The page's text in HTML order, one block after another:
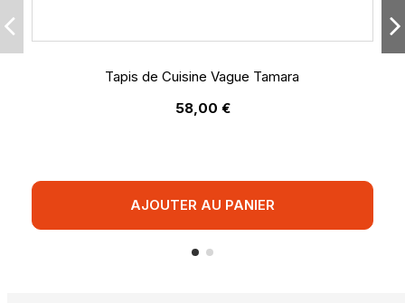
Tapis de Cuisine Vague Tamara
58,00 €
AJOUTER AU PANIER